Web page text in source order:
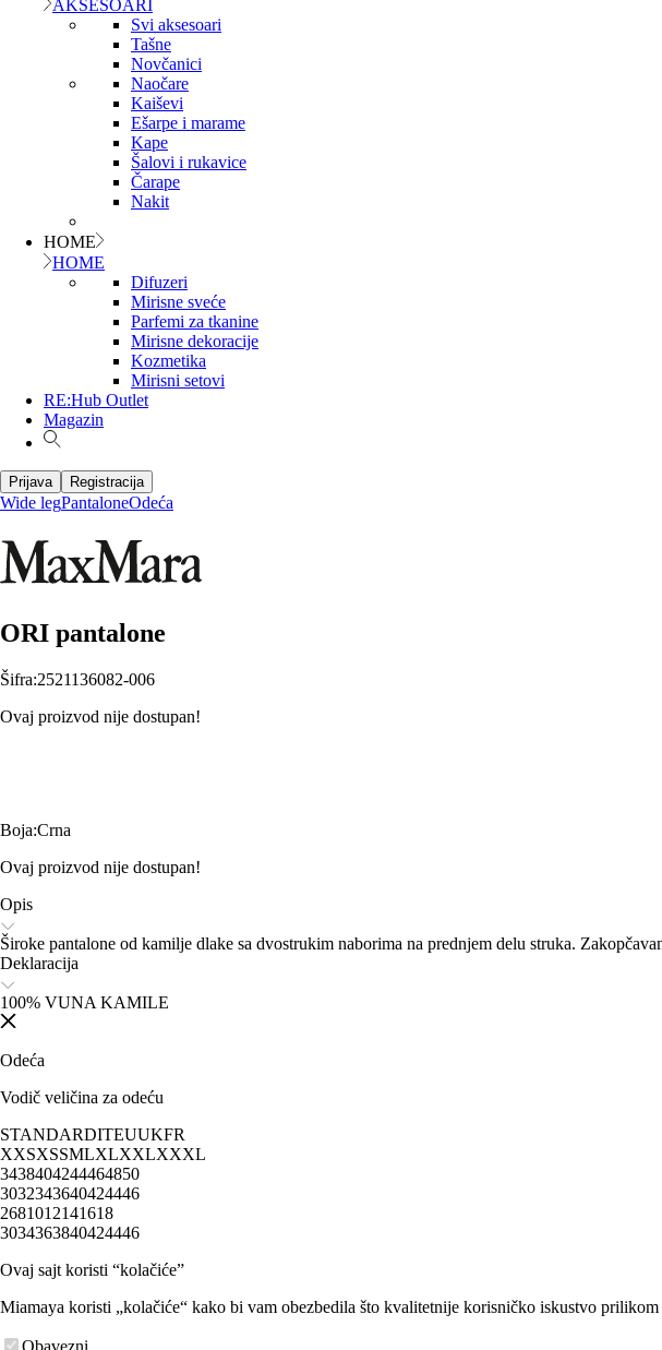
AKSESOARI
Svi aksesoari
Tašne
Novčanici
Naočare
Kaiševi
Ešarpe i marame
Kape
Šalovi i rukavice
Čarape
Nakit
HOME
HOME
Difuzeri
Mirisne sveće
Parfemi za tkanine
Mirisne dekoracije
Kozmetika
Mirisni setovi
RE:Hub Outlet
Magazin
Prijava Registracija
Wide legPantaloneOdeća
ORI pantalone
Šifra:2521136082-006
Ovaj proizvod nije dostupan!
Boja:Crna
Ovaj proizvod nije dostupan!
Opis
Široke pantalone od kamilje dlake sa dvostrukim naborima na prednjem delu struka.
Deklaracija
100% VUNA KAMILE
Odeća
Vodič veličina za odeću
STANDARDITEUUKFR
XXSXSSMLXLXXLXXXL
3438404244464850
3032343640424446
2681012141618
3034363840424446
Ovaj sajt koristi “kolačiće”
Miamaya koristi „kolačiće“ kako bi vam obezbedila što kvalitetnije korisničko iskustvo
Obavezni